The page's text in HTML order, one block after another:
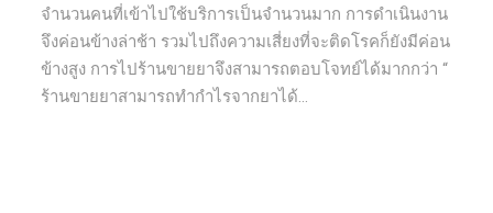
จำนวนคนที่เข้าไปใช้บริการเป็นจำนวนมาก การดำเนินงาน
จึงค่อนข้างล่าช้า รวมไปถึงความเสี่ยงที่จะติดโรคก็ยังมีค่อน
ข้างสูง การไปร้านขายยาจึงสามารถตอบโจทย์ได้มากกว่า “
ร้านขายยาสามารถทำกำไรจากยาได้...